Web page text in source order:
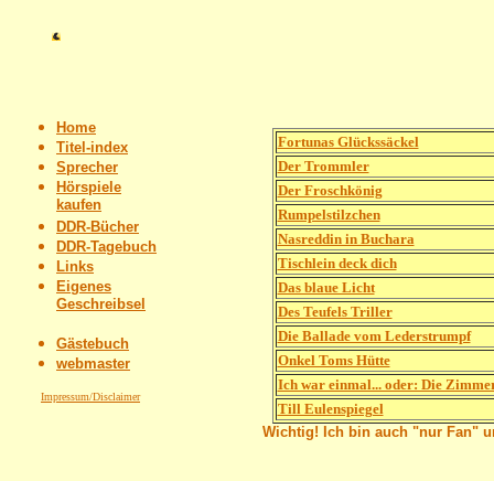
Home
Titel-index
Sprecher
Hörspiele
kaufen
DDR-Bücher
DDR-Tagebuch
Links
Eigenes
Geschreibsel
Gästebuch
webmaster
Impressum/Disclaimer
Fortunas Glückssäckel
Der Trommler
Der Froschkönig
Rumpelstilzchen
Nasreddin in Buchara
Tischlein deck dich
Das blaue Licht
Des Teufels Triller
Die Ballade vom Lederstrumpf
Onkel Toms Hütte
Ich war einmal... oder: Die
Till Eulenspiegel
Wichtig! Ich bin auch "nur Fan"